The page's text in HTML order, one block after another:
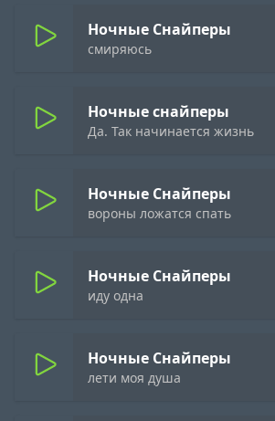
Ночные Снайперы
смиряюсь
Ночные снайперы
Да. Так начинается жизнь
Ночные Снайперы
вороны ложатся спать
Ночные Снайперы
иду одна
Ночные Снайперы
лети моя душа